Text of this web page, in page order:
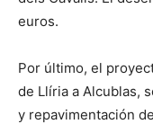
euros.
Por último, el
de Llíria a Alcublas,
y repavimentación